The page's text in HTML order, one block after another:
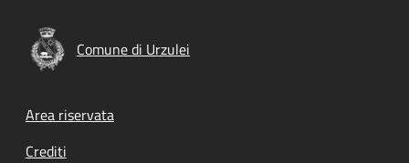
Comune di Urzulei
Footer menu
Area riservata
Crediti